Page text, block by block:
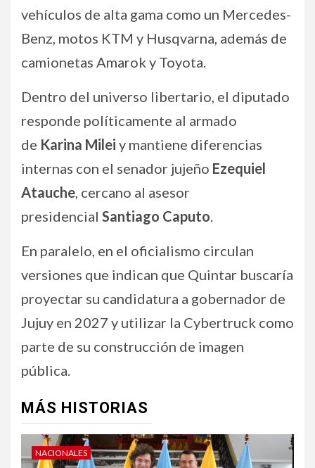
vehículos de alta gama como un Mercedes-
Benz, motos KTM y Husqvarna, además de
camionetas Amarok y Toyota.
Dentro del universo libertario, el diputado
responde políticamente al armado
de Karina Milei y mantiene diferencias
internas con el senador jujeño Ezequiel
Atauche, cercano al asesor
presidencial Santiago Caputo.
En paralelo, en el oficialismo circulan
versiones que indican que Quintar buscaría
proyectar su candidatura a gobernador de
Jujuy en 2027 y utilizar la Cybertruck como
parte de su construcción de imagen
pública.
MÁS HISTORIAS
NACIONALES